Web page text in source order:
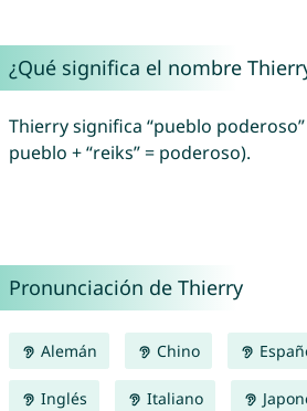
¿Qué significa el nombre
Thierry significa “pueblo
pueblo + “reiks” = poderoso).
Pronunciación de Thierry
Alemán Chino
Inglés Italiano